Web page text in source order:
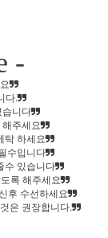
-
다.
니다
주세요
탁 하세요
수입니다
수 있습니다
록 해주세요
후 수선하세요
은 권장합니다.